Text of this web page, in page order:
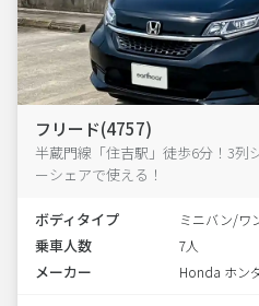
フリード(4757)
半蔵門線「住吉駅」徒歩6分！3列
ーシェアで使える！
ボディタイプ ミニバン/ワ
乗車人数 7人
メーカー Honda ホン